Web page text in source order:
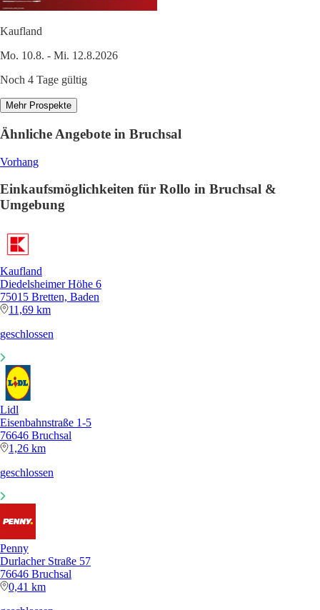
Kaufland
Mo. 10.8. - Mi. 12.8.2026
Noch 4 Tage gültig
Mehr Prospekte
Ähnliche Angebote in Bruchsal
Vorhang
Einkaufsmöglichkeiten für Rollo in Bruchsal &
Umgebung
Kaufland
Diedelsheimer Höhe 6
75015 Bretten, Baden
11,69 km
geschlossen
Lidl
Eisenbahnstraße 1-5
76646 Bruchsal
1,26 km
geschlossen
Penny
Durlacher Straße 57
76646 Bruchsal
0,41 km